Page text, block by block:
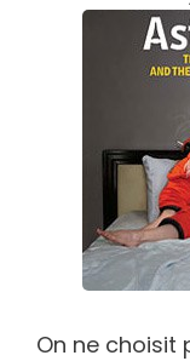
On ne choisit